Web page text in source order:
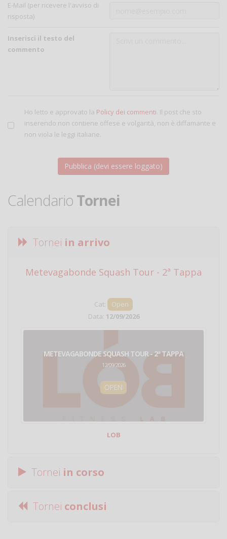
E-Mail (per ricevere l'avviso di
risposta)
Inserisci il testo del
commento
Ho letto e approvato la Policy dei commenti. Il post che sto
inserendo non contiene offese e volgarità, non è diffamante e
non viola le leggi italiane.
Calendario Tornei
Tornei in arrivo
Metevagabonde Squash Tour - 2ª Tappa
Cat:
Open
Data: 12/09/2026
METEVAGABONDE SQUASH TOUR - 2ª TAPPA
12/09/2026
OPEN
LOB
Tornei in corso
Tornei conclusi